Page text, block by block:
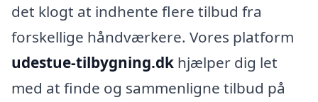
det klogt at indhente flere tilbud fra
forskellige håndværkere. Vores platform
udestue-tilbygning.dk hjælper dig let
med at finde og sammenligne tilbud på